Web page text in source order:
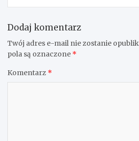
Dodaj komentarz
Twój adres e-mail nie zostanie
pola są oznaczone *
Komentarz *